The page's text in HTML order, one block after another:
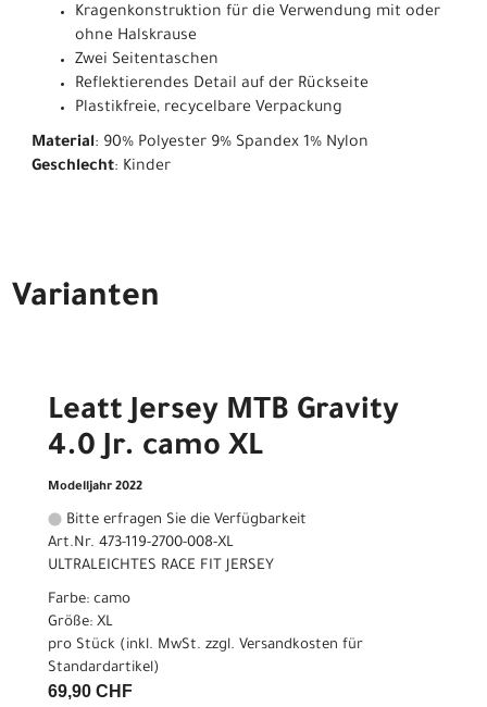
Kragenkonstruktion für die Verwendung mit oder
ohne Halskrause
Zwei Seitentaschen
Reflektierendes Detail auf der Rückseite
Plastikfreie, recycelbare Verpackung
Material: 90% Polyester 9% Spandex 1% Nylon
Geschlecht: Kinder
Varianten
Leatt Jersey MTB Gravity
4.0 Jr. camo XL
Modelljahr 2022
Bitte erfragen Sie die Verfügbarkeit
Art.Nr. 473-119-2700-008-XL
ULTRALEICHTES RACE FIT JERSEY
Farbe: camo
Größe: XL
pro Stück (inkl. MwSt. zzgl. Versandkosten für
Standardartikel)
69,90 CHF